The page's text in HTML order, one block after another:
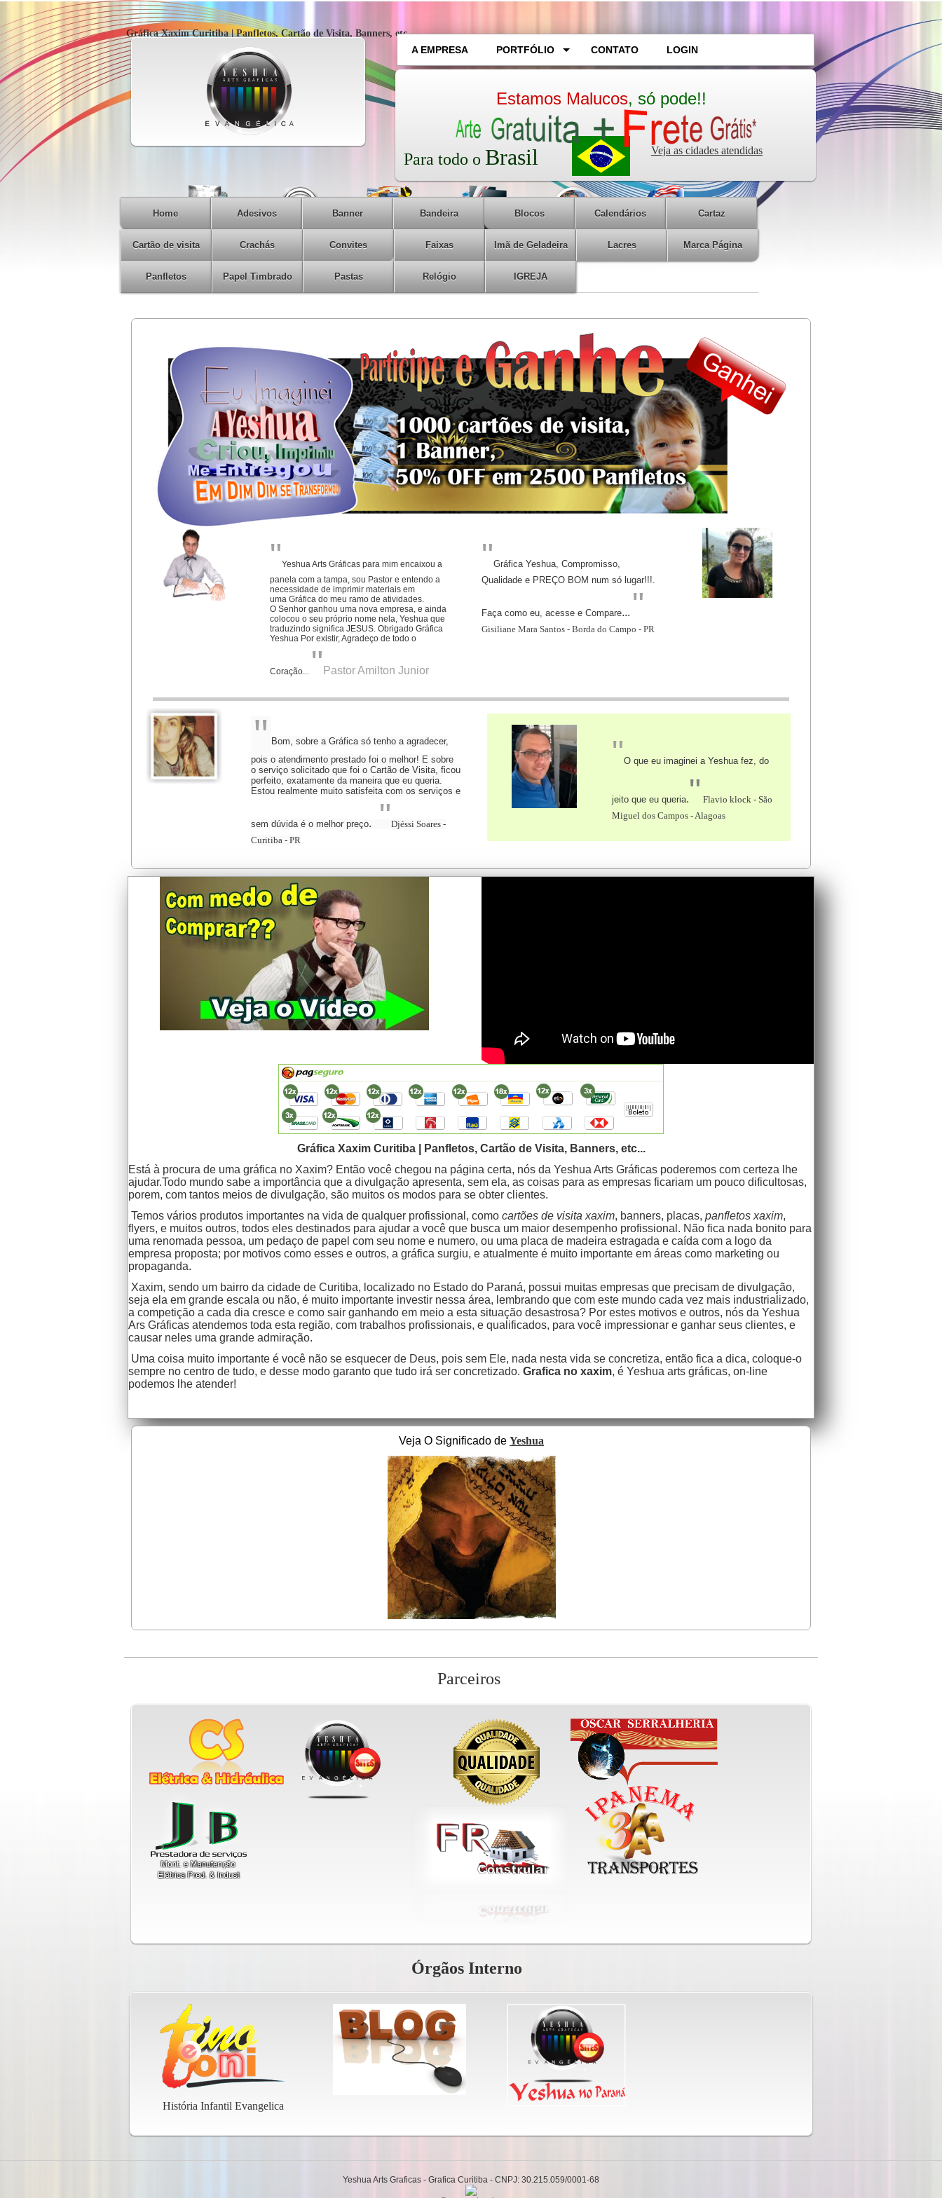
Gráfica Xaxim Curitiba | Panfletos, Cartão de Visita, Banners, etc...
A EMPRESA PORTFÓLIO CONTATO LOGIN
Estamos Malucos, só pode!!
Para todo o Brasil Veja as cidades atendidas
Home Adesivos Banner Bandeira Blocos Calendários Cartaz
Cartão de visita Crachás Convites Faixas Imã de Geladeira Lacres Marca Página
Panfletos Papel Timbrado Pastas Relógio IGREJA
"Yeshua Arts Gráficas para mim encaixou a
panela com a tampa, sou Pastor e entendo a
necessidade de imprimir materiais em
uma Gráfica do meu ramo de atividades.
OSenhor ganhou uma nova empresa, e ainda
colocou o seu próprio nome nela, Yeshua que
traduzindo significa JESUS. Obrigado Gráfica
Yeshua Por existir, Agradeço de todo o
Coração... " Pastor Amilton Junior
"Gráfica Yeshua, Compromisso,
Qualidade e PREÇO BOM num só lugar!!!.
Faça como eu, acesse e Compare... "
Gisiliane Mara Santos - Borda do Campo - PR
" Bom, sobre a Gráfica só tenho a agradecer,
pois o atendimento prestado foi o melhor! E sobre
o serviço solicitado que foi o Cartão de Visita, ficou
perfeito, exatamente da maneira que eu queria.
Estou realmente muito satisfeita com os serviços e
sem dúvida é o melhor preço. "Djéssi Soares -
Curitiba - PR
"O que eu imaginei a Yeshua fez, do
jeito que eu queria." Flavio klock - São
Miguel dos Campos - Alagoas
Gráfica Xaxim Curitiba | Panfletos, Cartão de Visita, Banners, etc...
Está à procura de uma gráfica no Xaxim? Então você chegou na página certa, nós da Yeshua Arts Gráficas poderemos com certeza lhe
ajudar.Todo mundo sabe a importância que a divulgação apresenta, sem ela, as coisas para as empresas ficariam um pouco dificultosas,
porem, com tantos meios de divulgação, são muitos os modos para se obter clientes.
Temos vários produtos importantes na vida de qualquer profissional, como cartões de visita xaxim, banners, placas, panfletos xaxim,
flyers, e muitos outros, todos eles destinados para ajudar a você que busca um maior desempenho profissional. Não fica nada bonito para
uma renomada pessoa, um pedaço de papel com seu nome e numero, ou uma placa de madeira estragada e caída com a logo da
empresa proposta; por motivos como esses e outros, a gráfica surgiu, e atualmente é muito importante em áreas como marketing ou
propaganda.
Xaxim, sendo um bairro da cidade de Curitiba, localizado no Estado do Paraná, possui muitas empresas que precisam de divulgação,
seja ela em grande escala ou não, é muito importante investir nessa área, lembrando que com este mundo cada vez mais industrializado,
a competição a cada dia cresce e como sair ganhando em meio a esta situação desastrosa? Por estes motivos e outros, nós da Yeshua
Ars Gráficas atendemos toda esta região, com trabalhos profissionais, e qualificados, para você impressionar e ganhar seus clientes, e
causar neles uma grande admiração.
Uma coisa muito importante é você não se esquecer de Deus, pois sem Ele, nada nesta vida se concretiza, então fica a dica, coloque-o
sempre no centro de tudo, e desse modo garanto que tudo irá ser concretizado. Grafica no xaxim, é Yeshua arts gráficas, on-line
podemos lhe atender!
Veja O Significado de Yeshua
Parceiros
Órgãos Interno
História Infantil Evangelica
Yeshua Arts Graficas - Grafica Curitiba - CNPJ: 30.215.059/0001-68